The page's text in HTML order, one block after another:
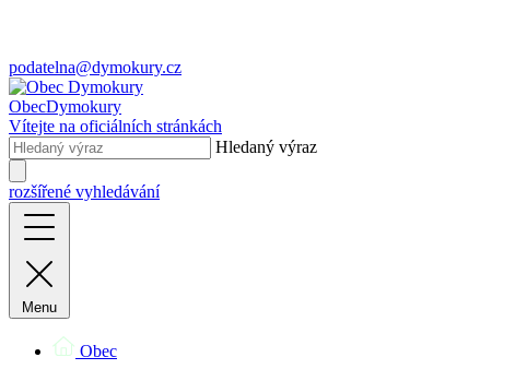
podatelna@dymokury.cz
ObecDymokury
Vítejte na oficiálních stránkách
Hledaný výraz
rozšířené vyhledávání
Menu
Obec